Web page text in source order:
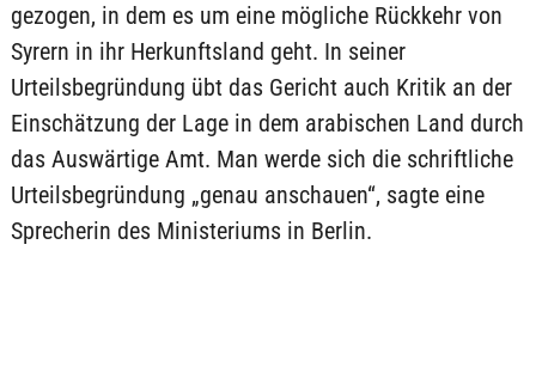
gezogen, in dem es um eine mögliche Rückkehr von
Syrern in ihr Herkunftsland geht. In seiner
Urteilsbegründung übt das Gericht auch Kritik an der
Einschätzung der Lage in dem arabischen Land durch
das Auswärtige Amt. Man werde sich die schriftliche
Urteilsbegründung „genau anschauen“, sagte eine
Sprecherin des Ministeriums in Berlin.